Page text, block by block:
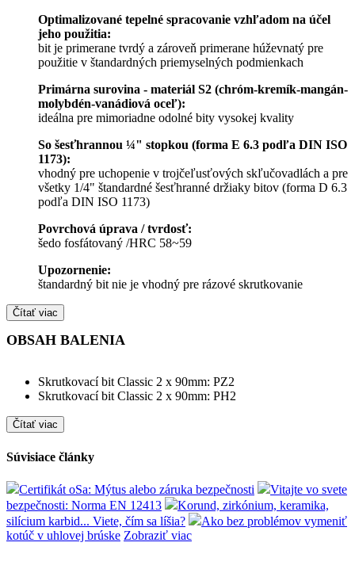
Optimalizované tepelné spracovanie vzhľadom na účel
jeho použitia:
bit je primerane tvrdý a zároveň primerane húževnatý pre
použitie v štandardných priemyselných podmienkach
Primárna surovina - materiál S2 (chróm-kremík-mangán-
molybdén-vanádiová oceľ):
ideálna pre mimoriadne odolné bity vysokej kvality
So šesťhrannou ¼" stopkou (forma E 6.3 podľa DIN ISO
1173):
vhodný pre uchopenie v trojčeľusťových skľučovadlách a pre
všetky 1/4" štandardné šesťhranné držiaky bitov (forma D 6.3
podľa DIN ISO 1173)
Povrchová úprava / tvrdosť:
šedo fosfátovaný /HRC 58~59
Upozornenie:
štandardný bit nie je vhodný pre rázové skrutkovanie
Čítať viac
OBSAH BALENIA
Skrutkovací bit Classic 2 x 90mm: PZ2
Skrutkovací bit Classic 2 x 90mm: PH2
Čítať viac
Súvisiace články
Certifikát oSa: Mýtus alebo záruka bezpečnosti
Vitajte vo svete
bezpečnosti: Norma EN 12413
Korund, zirkónium, keramika,
silícium karbid... Viete, čím sa líšia?
Ako bez problémov vymeniť
kotúč v uhlovej brúske Zobraziť viac